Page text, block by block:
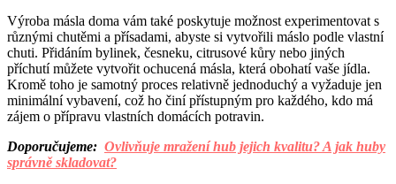
Výroba másla doma vám také poskytuje možnost experimentovat s
různými chutěmi a přísadami, abyste si vytvořili máslo podle vlastní
chuti. Přidáním bylinek, česneku, citrusové kůry nebo jiných
příchutí můžete vytvořit ochucená másla, která obohatí vaše jídla.
Kromě toho je samotný proces relativně jednoduchý a vyžaduje jen
minimální vybavení, což ho činí přístupným pro každého, kdo má
zájem o přípravu vlastních domácích potravin.
Doporučujeme: Ovlivňuje mražení hub jejich kvalitu? A jak huby
správně skladovat?